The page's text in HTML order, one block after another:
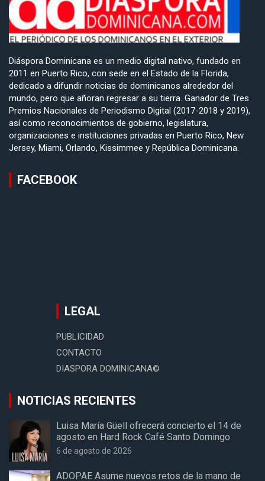
Diáspora Dominicana es un medio digital nativo, fundado en
2011 en Puerto Rico, con sede en el Estado de la Florida,
dedicado a difundir noticias de dominicanos alrededor del
mundo, pero que añoran regresar a su tierra. Ganador de Tres
Premios Nacionales de Periodismo Digital (2017-2018 y 2019),
así como reconocimientos de gobierno, legislatura,
organizaciones e instituciones privadas en Puerto Rico, New
Jersey, Miami, Orlando, Kissimmee y República Dominicana.
FACEBOOK
LEGAL
PUBLICIDAD
CONTACTO
DIASPORA DOMINICANA©
NOTICIAS RECIENTES
Luisa María Güell ofrecerá concierto el 14 de
agosto en Hard Rock Café Santo Domingo
6 de agosto de 2026
ADOPAE Asume nuevos retos de la mano de